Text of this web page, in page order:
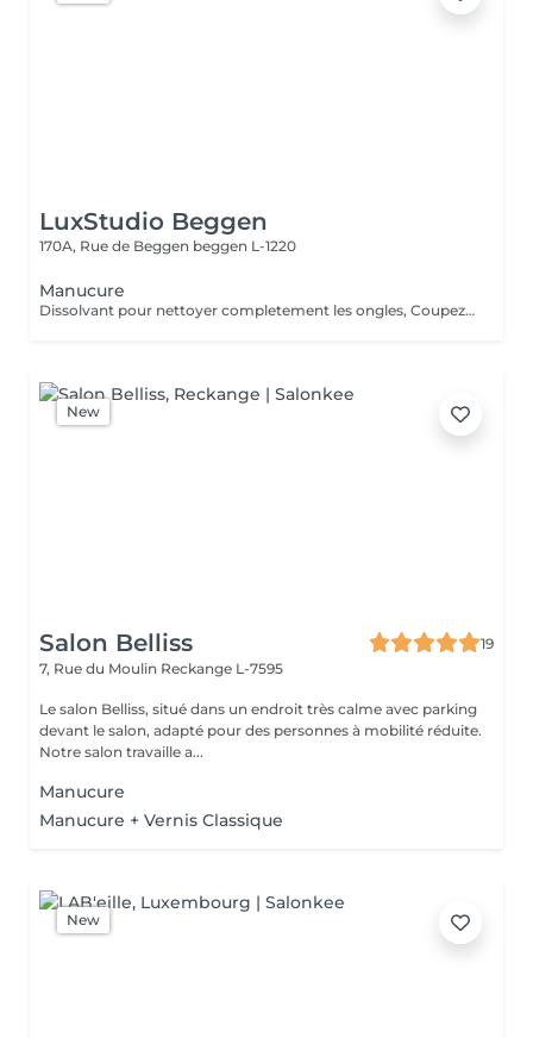
LuxStudio Beggen
170A, Rue de Beggen beggen L-1220
Manucure
Dissolvant pour nettoyer completement les ongles, Coupez et Modelez les ongles avec une lime, Mouillez les mains quelques minutes pour ramollir les cuticules, Pousses les Cuticules avec batone pour repousser doucement vers l'arrière et coupez les excès, Hydratez les Mains avec crème et les cuticules pour maintenir la peau douce, Appliquez une base transparent pour protéger les ongles. Attendez suffisamment de tempos pour sèche.
New
Salon Belliss
19
7, Rue du Moulin Reckange L-7595
Le salon Belliss, situé dans un endroit très calme avec parking
devant le salon, adapté pour des personnes à mobilité réduite.
Notre salon travaille a...
Manucure
Manucure + Vernis Classique
New